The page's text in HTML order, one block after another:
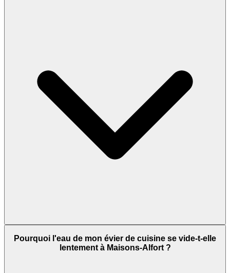
Pourquoi l'eau de mon évier de cuisine se vide-t-elle
lentement à Maisons-Alfort ?